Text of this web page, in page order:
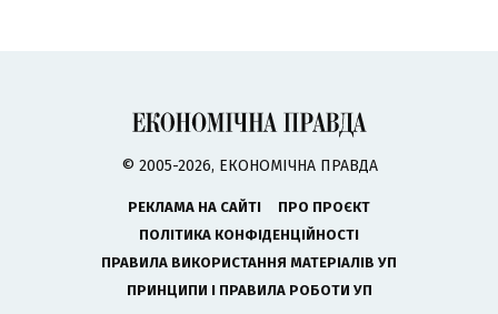
© 2005-2026, ЕКОНОМІЧНА ПРАВДА
РЕКЛАМА НА САЙТІ
ПРО ПРОЄКТ
ПОЛІТИКА КОНФІДЕНЦІЙНОСТІ
ПРАВИЛА ВИКОРИСТАННЯ МАТЕРІАЛІВ УП
ПРИНЦИПИ І ПРАВИЛА РОБОТИ УП